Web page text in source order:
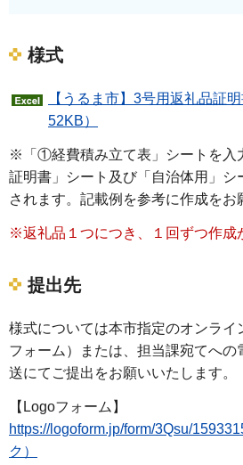
様式
【うるま市】3号用返礼品証
52KB）
※「①経費積み立て表」シートを入
証明書」シート及び「自治体用」シ
されます。記載例を参考に作成をお
※返礼品１つにつき、１回ずつ作成
提出先
様式については本市指定のオンライ
フォーム）または、担当課宛てへの
送にてご提出をお願いいたします。
【Logoフォーム】
https://logoform.jp/form/3Qsu/
ク）